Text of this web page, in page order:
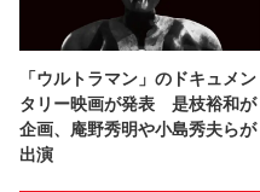
「ウルトラマン」のドキュメン
タリー映画が発表 是枝裕和が
企画、庵野秀明や小島秀夫らが
出演